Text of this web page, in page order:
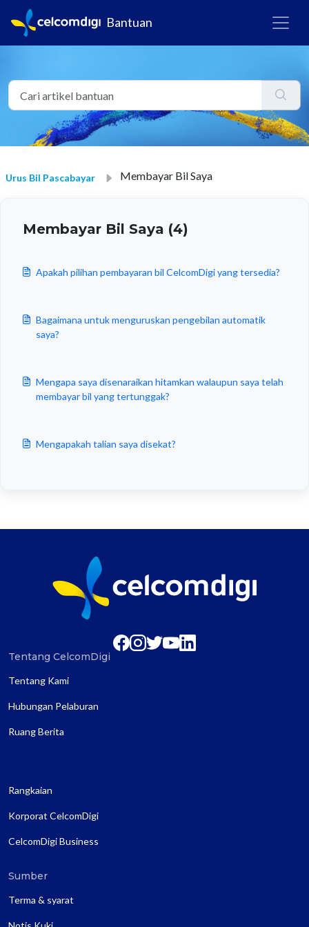
Bantuan
Urus Bil Pascabayar Membayar Bil Saya
Membayar Bil Saya (4)
Apakah pilihan pembayaran bil CelcomDigi yang tersedia?
Bagaimana untuk menguruskan pengebilan automatik
saya?
Mengapa saya disenaraikan hitamkan walaupun saya telah
membayar bil yang tertunggak?
Mengapakah talian saya disekat?
Tentang CelcomDigi
Tentang Kami
Hubungan Pelaburan
Ruang Berita
Rangkaian
Korporat CelcomDigi
CelcomDigi Business
Sumber
Terma & syarat